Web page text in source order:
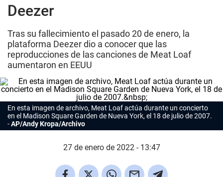
Deezer
Tras su fallecimiento el pasado 20 de enero, la
plataforma Deezer dio a conocer que las
reproducciones de las canciones de Meat Loaf
aumentaron en EEUU
En esta imagen de archivo, Meat Loaf actúa durante un concierto
en el Madison Square Garden de Nueva York, el 18 de julio de 2007.
AP/Andy Kropa/Archivo
27 de enero de 2022 - 13:47